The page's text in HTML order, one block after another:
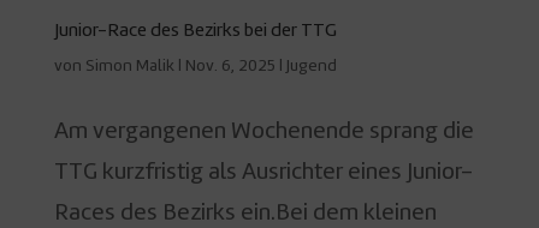
Junior-Race des Bezirks bei der TTG
von Simon Malik Nov. 6, 2025 Jugend
Am vergangenen Wochenende sprang die
TTG kurzfristig als Ausrichter eines Junior-
Races des Bezirks ein.Bei dem kleinen